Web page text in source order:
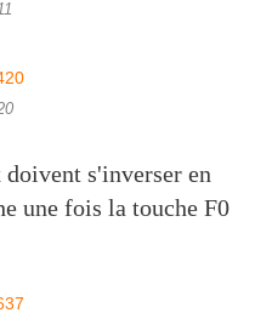
s'inverser en
une fois la touche F0